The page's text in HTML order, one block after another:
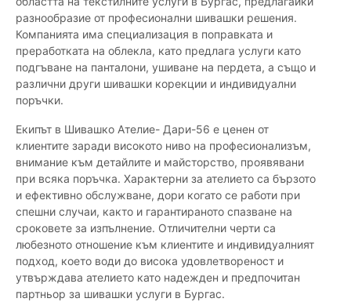
разнообразие от професионални шивашки решения.
Компанията има специализация в поправката и
преработката на облекла, като предлага услуги като
подгъване на панталони, ушиване на пердета, а също и
различни други шивашки корекции и индивидуални
поръчки.
Екипът в Шивашко Ателие- Дари-56 е ценен от
клиентите заради високото ниво на професионализъм,
внимание към детайлите и майсторство, проявявани
при всяка поръчка. Характерни за ателието са бързото
и ефективно обслужване, дори когато се работи при
спешни случаи, както и гарантираното спазване на
сроковете за изпълнение. Отличителни черти са
любезното отношение към клиентите и индивидуалният
подход, което води до висока удовлетвореност и
утвърждава ателието като надежден и предпочитан
партньор за шивашки услуги в Бургас.